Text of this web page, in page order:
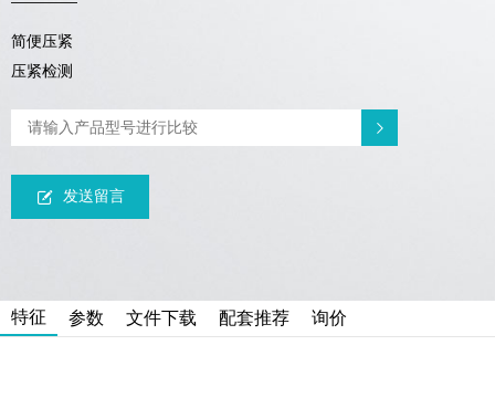
简便压紧
压紧检测
发送留言
特征 参数 文件下载 配套推荐 询价